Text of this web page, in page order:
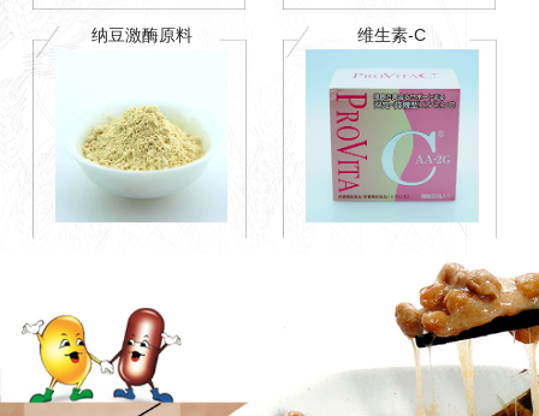
纳豆激酶原料 维生素-C